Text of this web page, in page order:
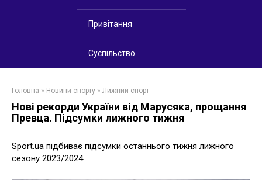
Привітання
Суспільство
Головна » Новини спорту » Лижний спорт
Нові рекорди України від Марусяка, прощання
Превца. Підсумки лижного тижня
Sport.ua підбиває підсумки останнього тижня лижного
сезону 2023/2024